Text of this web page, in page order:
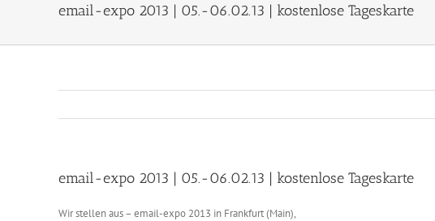
email-expo 2013 | 05.-06.02.13 | kostenlose Tageskarte
email-expo 2013 | 05.-06.02.13 | kostenlose Tageskarte
Wir stellen aus – email-expo 2013 in Frankfurt (Main),